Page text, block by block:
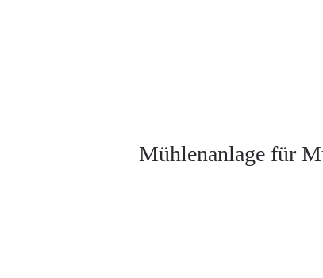
Mühlenanlage für